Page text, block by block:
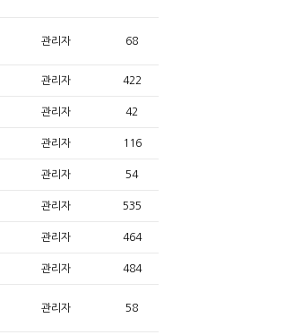
관리자 68
관리자 422
관리자 42
관리자 116
관리자 54
관리자 535
관리자 464
관리자 484
관리자 58